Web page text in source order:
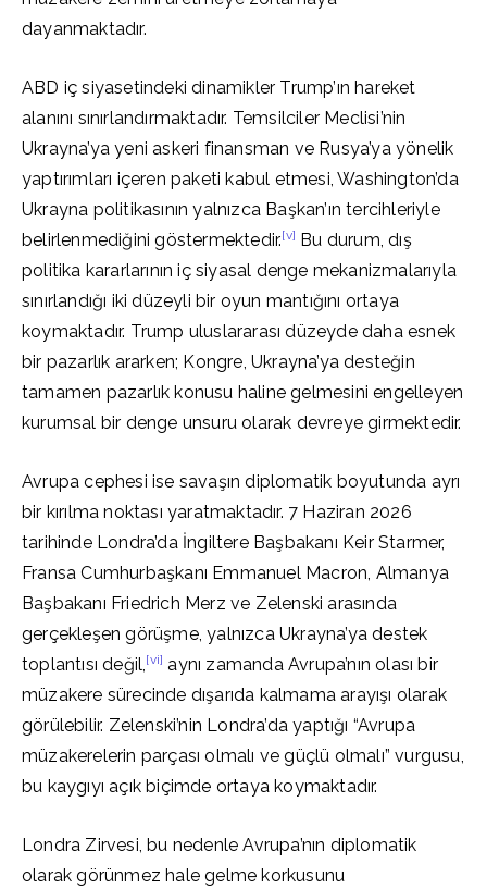
dayanmaktadır.
ABD iç siyasetindeki dinamikler Trump’ın hareket
alanını sınırlandırmaktadır. Temsilciler Meclisi’nin
Ukrayna’ya yeni askeri finansman ve Rusya’ya yönelik
yaptırımları içeren paketi kabul etmesi, Washington’da
Ukrayna politikasının yalnızca Başkan’ın tercihleriyle
belirlenmediğini göstermektedir.[v] Bu durum, dış
politika kararlarının iç siyasal denge mekanizmalarıyla
sınırlandığı iki düzeyli bir oyun mantığını ortaya
koymaktadır. Trump uluslararası düzeyde daha esnek
bir pazarlık ararken; Kongre, Ukrayna’ya desteğin
tamamen pazarlık konusu haline gelmesini engelleyen
kurumsal bir denge unsuru olarak devreye girmektedir.
Avrupa cephesi ise savaşın diplomatik boyutunda ayrı
bir kırılma noktası yaratmaktadır. 7 Haziran 2026
tarihinde Londra’da İngiltere Başbakanı Keir Starmer,
Fransa Cumhurbaşkanı Emmanuel Macron, Almanya
Başbakanı Friedrich Merz ve Zelenski arasında
gerçekleşen görüşme, yalnızca Ukrayna’ya destek
toplantısı değil,[vi] aynı zamanda Avrupa’nın olası bir
müzakere sürecinde dışarıda kalmama arayışı olarak
görülebilir. Zelenski’nin Londra’da yaptığı “Avrupa
müzakerelerin parçası olmalı ve güçlü olmalı” vurgusu,
bu kaygıyı açık biçimde ortaya koymaktadır.
Londra Zirvesi, bu nedenle Avrupa’nın diplomatik
olarak görünmez hale gelme korkusunu